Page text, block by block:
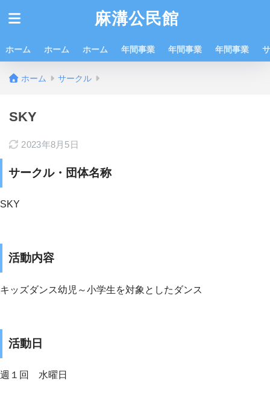
麻溝公民館
ホーム ホーム ホーム 年間事業 年間事業 年間事業
ホーム サークル
SKY
2023年8月5日
サークル・団体名称
SKY
活動内容
キッズダンス幼児～小学生を対象としたダンス
活動日
週１回 水曜日